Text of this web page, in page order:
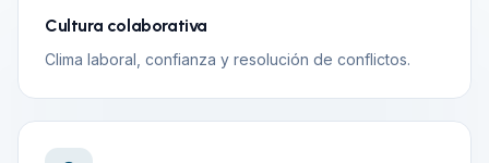
Cultura colaborativa
Clima laboral, confianza y resolución de conflictos.